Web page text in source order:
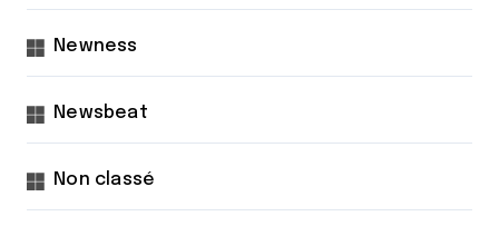
Newness
Newsbeat
Non classé